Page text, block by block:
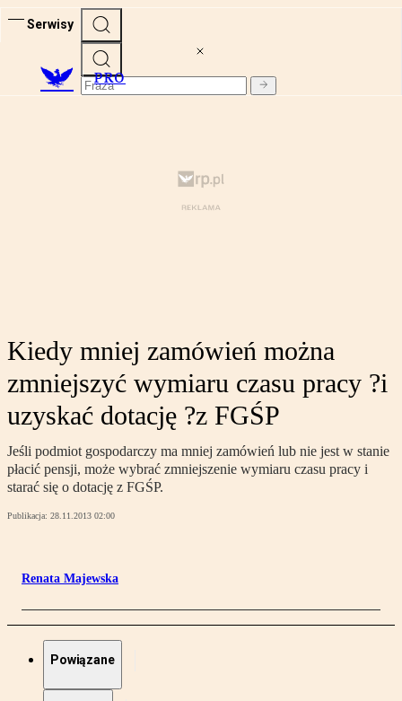
Serwisy
PRO
Kiedy mniej zamówień można
zmniejszyć wymiaru czasu pracy ?i
uzyskać dotację ?z FGŚP
Jeśli podmiot gospodarczy ma mniej zamówień lub nie jest w stanie
płacić pensji, może wybrać zmniejszenie wymiaru czasu pracy i
starać się o dotację z FGŚP.
Publikacja: 28.11.2013 02:00
Renata Majewska
Powiązane